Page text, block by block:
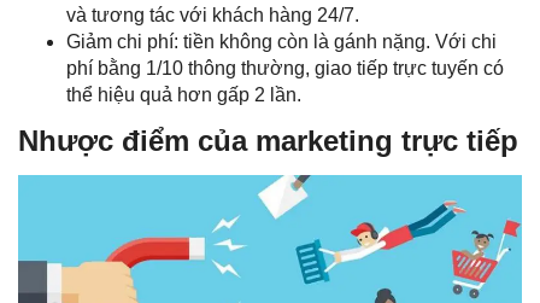
và tương tác với khách hàng 24/7.
Giảm chi phí: tiền không còn là gánh nặng. Với chi
phí bằng 1/10 thông thường, giao tiếp trực tuyến có
thể hiệu quả hơn gấp 2 lần.
Nhược điểm của marketing trực tiếp